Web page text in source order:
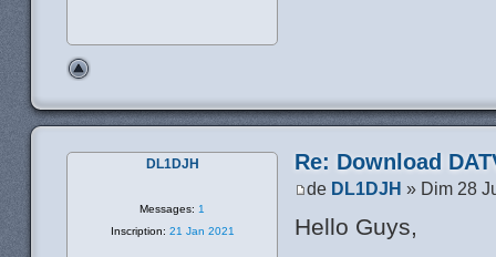
Re: Download
de DL1DJH » Dim 28
Hello Guys,
DL1DJH
Messages: 1
Inscription: 21 Jan 2021